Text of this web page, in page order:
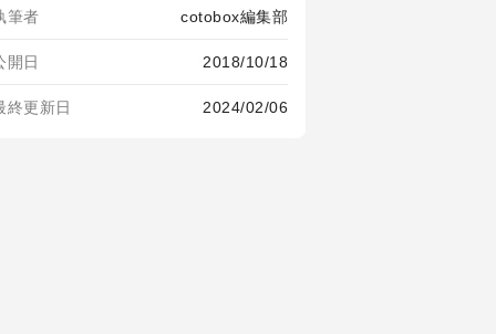
筆者 cotobox編集部
開日 2018/10/18
終更新日 2024/02/06